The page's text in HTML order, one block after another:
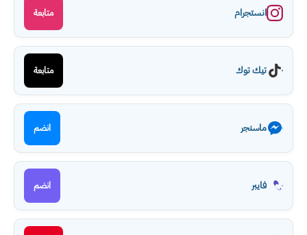
انستجرام متابعة
تيك توك متابعة
ماسنجر انضم
فايبر انضم